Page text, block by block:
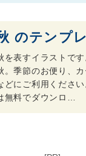
のテンプ
を表すイラストで
。季節のお便り、
どにご利用くださ
無料でダウンロ…